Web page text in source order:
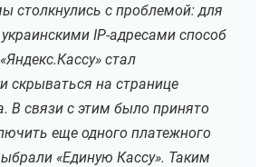
столкнулись с проблемой: для
украинскими IP-адресами способ
стал
скрываться на странице
В связи с этим было принято
еще одного платежного
«Единую Кассу». Таким